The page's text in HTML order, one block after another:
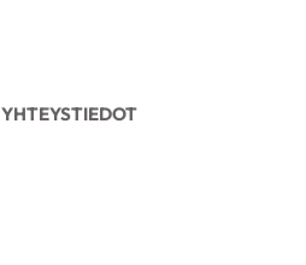
YHTEYSTIEDOT